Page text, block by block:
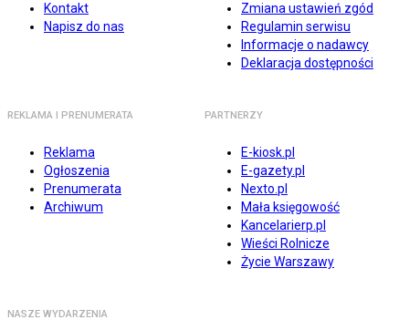
Kontakt
Napisz do nas
Zmiana ustawień zgód
Regulamin serwisu
Informacje o nadawcy
Deklaracja dostępności
REKLAMA I PRENUMERATA
Reklama
Ogłoszenia
Prenumerata
Archiwum
PARTNERZY
E-kiosk.pl
E-gazety.pl
Nexto.pl
Mała księgowość
Kancelarierp.pl
Wieści Rolnicze
Życie Warszawy
NASZE WYDARZENIA